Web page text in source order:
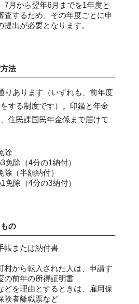
7月から翌年6月までを1年度と
査するため、その年度ごとに申
提出が必要となります。
法
りあります（いずれも、前年度
する制度です）。印鑑と年金
住民課国民年金係まで届けて
除
免除（4分の1納付）
除（半額納付）
免除（4分の3納付）
の
帳または納付書
村から転入された人は、申請す
の前年の所得証明書
どを理由とするときは、雇用保
険者離職票など